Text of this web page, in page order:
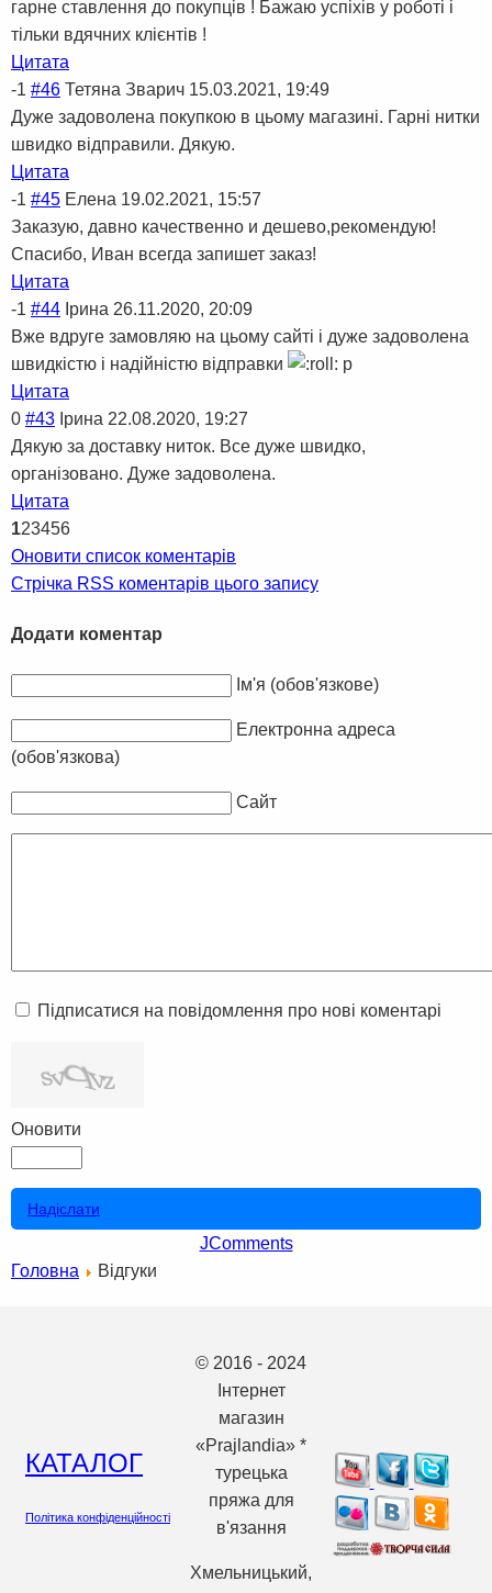
гарне ставлення до покупців ! Бажаю успіхів у роботі і
тільки вдячних клієнтів !
Цитата
-1 #46 Тетяна Зварич 15.03.2021, 19:49
Дуже задоволена покупкою в цьому магазині. Гарні нитки
швидко відправили. Дякую.
Цитата
-1 #45 Елена 19.02.2021, 15:57
Заказую, давно качественно и дешево,рекомендую!
Спасибо, Иван всегда запишет заказ!
Цитата
-1 #44 Ірина 26.11.2020, 20:09
Вже вдруге замовляю на цьому сайті і дуже задоволена
швидкістю і надійністю відправки
р
Цитата
0 #43 Ірина 22.08.2020, 19:27
Дякую за доставку ниток. Все дуже швидко,
організовано. Дуже задоволена.
Цитата
123456
Оновити список коментарів
Стрічка RSS коментарів цього запису
Додати коментар
Ім'я (обов'язкове)
Електронна адреса
(обов'язкова)
Сайт
Підписатися на повідомлення про нові коментарі
Оновити
Надіслати
JComments
Головна
Вiдгуки
КАТАЛОГ
Політика конфіденційності
© 2016 - 2024
Інтернет
магазин
«Prajlandia» *
турецька
пряжа для
в'язання
Хмельницький,